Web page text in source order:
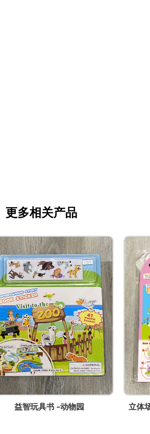
更多相关产品
立体场境游戏板 -爱丽丝梦